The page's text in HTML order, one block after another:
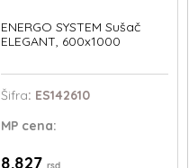
ENERGO SYSTEM Sušač
ELEGANT, 600x1000
Šifra: ES142610
MPcena:
8.827